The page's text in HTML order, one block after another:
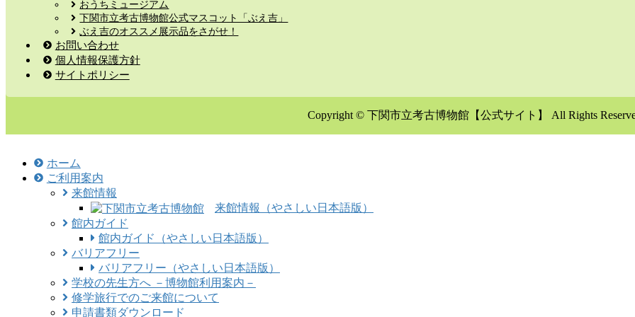
おうちミュージアム
下関市立考古博物館公式マスコット「ぶえ吉」
ぶえ吉のオススメ展示品をさがせ！
お問い合わせ
個人情報保護方針
サイトポリシー
Copyright © 下関市立考古博物館【公式サイト】 All Rights
ホーム
ご利用案内
来館情報
来館情報（やさしい日本語版）
館内ガイド
館内ガイド（やさしい日本語版）
バリアフリー
バリアフリー（やさしい日本語版）
学校の先生方へ －博物館利用案内－
修学旅行でのご来館について
申請書類ダウンロード